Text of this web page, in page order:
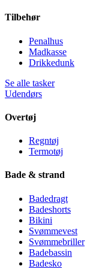
Tilbehør
Penalhus
Madkasse
Drikkedunk
Se alle tasker
Udendørs
Overtøj
Regntøj
Termotøj
Bade & strand
Badedragt
Badeshorts
Bikini
Svømmevest
Svømmebriller
Badebassin
Badesko